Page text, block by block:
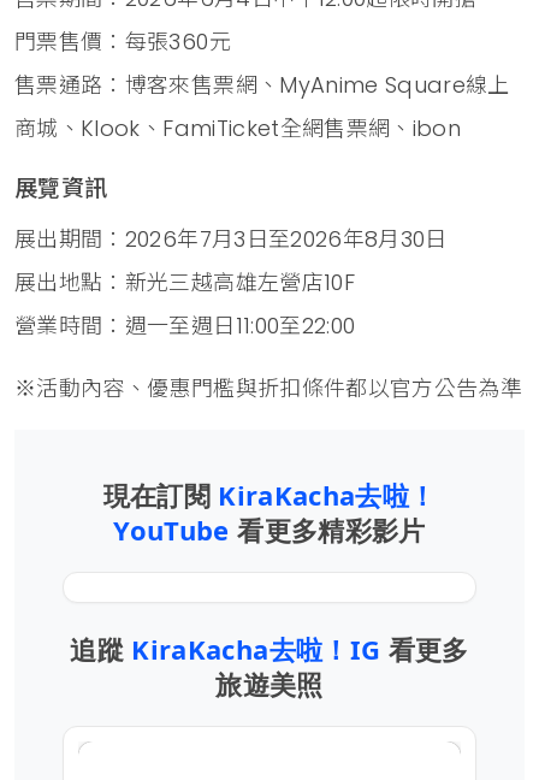
門票售價：每張360元
售票通路：博客來售票網、MyAnime Square線上
商城、Klook、FamiTicket全網售票網、ibon
展覽資訊
展出期間：2026年7月3日至2026年8月30日
展出地點：新光三越高雄左營店10F
營業時間：週一至週日11:00至22:00
※活動內容、優惠門檻與折扣條件都以官方公告為準
現在訂閱 KiraKacha去啦！
YouTube看更多精彩影片
追蹤 KiraKacha去啦！IG 看更多
旅遊美照